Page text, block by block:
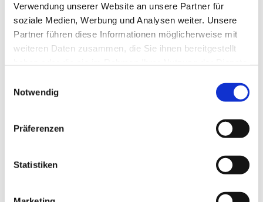
Verwendung unserer Website an unsere Partner für
soziale Medien, Werbung und Analysen weiter. Unsere
Partner führen diese Informationen möglicherweise mit
weiteren Daten zusammen, die Sie ihnen bereitgestellt
Notwendig
Präferenzen
Statistiken
Herzlich laden wir Sie zu unserem Telefongottesdienst
ein. Gemeinsam wollen wir zur Ruhe kommen, beten und
eine ermutigende Predigt hören, die durch den Alltag
trägt.
Gemeinschaft. Ganz einfach per Telefon von zuhause